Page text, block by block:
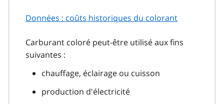
Données : coûts historiques du colorant
Carburant coloré peut‑être utilisé aux fins
suivantes :
chauffage, éclairage ou cuisson
production d'électricité